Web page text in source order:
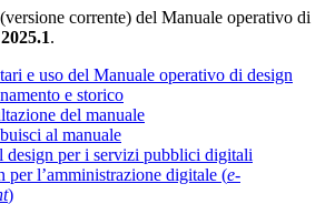
corrente) del Manuale operativo di
2025.1.
e uso del Manuale operativo di design
e storico
del manuale
al manuale
design per i servizi pubblici digitali
per l’amministrazione digitale (e-
)